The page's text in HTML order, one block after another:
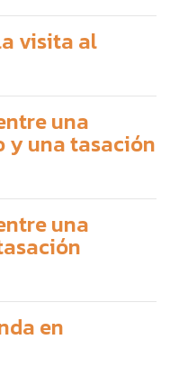
visita al
una
y una tasación
una
en